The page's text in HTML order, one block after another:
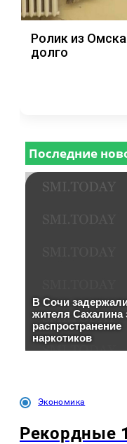
Ролик из
долго
Экономика
Рекордные